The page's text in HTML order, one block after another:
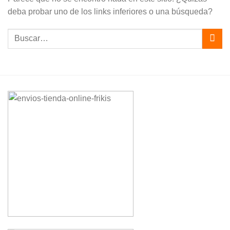
deba probar uno de los links inferiores o una búsqueda?